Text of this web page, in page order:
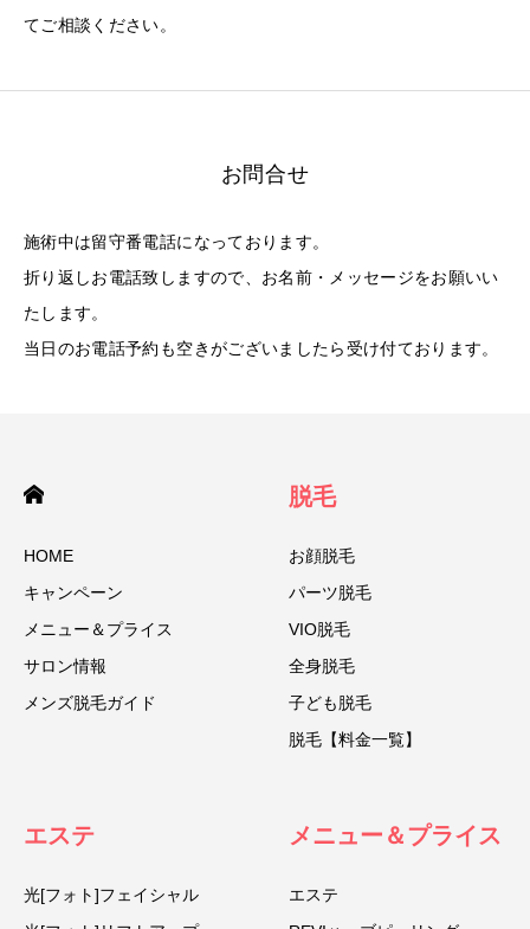
てご相談ください。
お問合せ
施術中は留守番電話になっております。
折り返しお電話致しますので、お名前・メッセージをお願いい
たします。
当日のお電話予約も空きがございましたら受け付ております。
HOME
キャンペーン
メニュー＆プライス
サロン情報
メンズ脱毛ガイド
脱毛
お顔脱毛
パーツ脱毛
VIO脱毛
全身脱毛
子ども脱毛
脱毛【料金一覧】
エステ
光[フォト]フェイシャル
メニュー＆プライス
エステ